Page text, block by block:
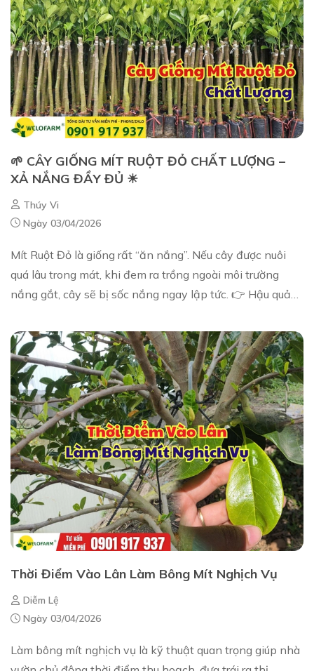
🌱 CÂY GIỐNG MÍT RUỘT ĐỎ CHẤT LƯỢNG –
XẢ NẮNG ĐẦY ĐỦ ☀
Thúy Vi
Ngày 03/04/2026
Mít Ruột Đỏ là giống rất “ăn nắng”. Nếu cây được nuôi
quá lâu trong mát, khi đem ra trồng ngoài môi trường
nắng gắt, cây sẽ bị sốc nắng ngay lập tức. 👉 Hậu quả
Thời Điểm Vào Lân Làm Bông Mít Nghịch Vụ
Diễm Lệ
Ngày 03/04/2026
Làm bông mít nghịch vụ là kỹ thuật quan trọng giúp nhà